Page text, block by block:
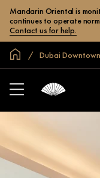
Mandarin Oriental is
continues to operate
Contact us for help.
Domovská stránka
Dubai Downtown